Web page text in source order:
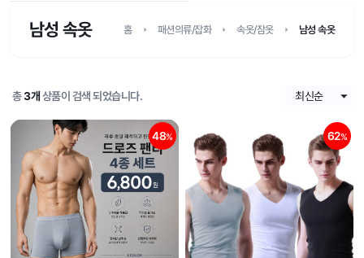
남성 속옷 홈 패션의류/잡화 속옷/잠옷 남성 속옷
총3개 상품이 검색 되었습니다.
48% 62%